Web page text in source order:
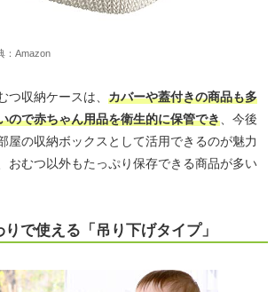
：Amazon
つ収納ケースは、 カバーや蓋付きの商品も多
ので赤ちゃん用品を衛生的に保管でき、今後
屋の収納ボックスとして活用できるのが魅力
おむつ以外もたっぷり保存できる商品が多い
で使える「吊り下げタイプ」